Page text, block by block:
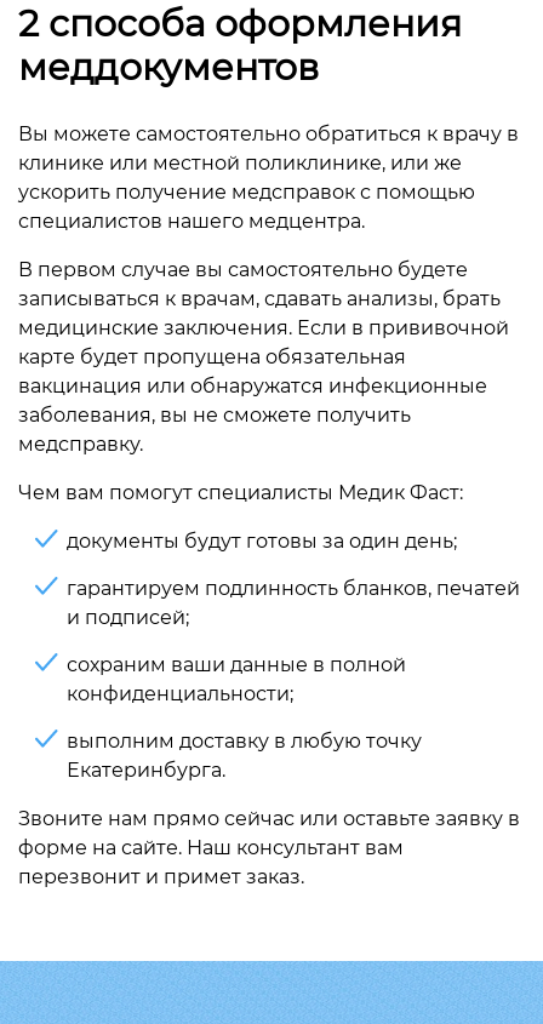
2 способа оформления
меддокументов
Вы можете самостоятельно обратиться к врачу в
клинике или местной поликлинике, или же
ускорить получение медсправок с помощью
специалистов нашего медцентра.
В первом случае вы самостоятельно будете
записываться к врачам, сдавать анализы, брать
медицинские заключения. Если в прививочной
карте будет пропущена обязательная
вакцинация или обнаружатся инфекционные
заболевания, вы не сможете получить
медсправку.
Чем вам помогут специалисты Медик Фаст:
документы будут готовы за один день;
гарантируем подлинность бланков, печатей
и подписей;
сохраним ваши данные в полной
конфиденциальности;
выполним доставку в любую точку
Екатеринбурга.
Звоните нам прямо сейчас или оставьте заявку в
форме на сайте. Наш консультант вам
перезвонит и примет заказ.